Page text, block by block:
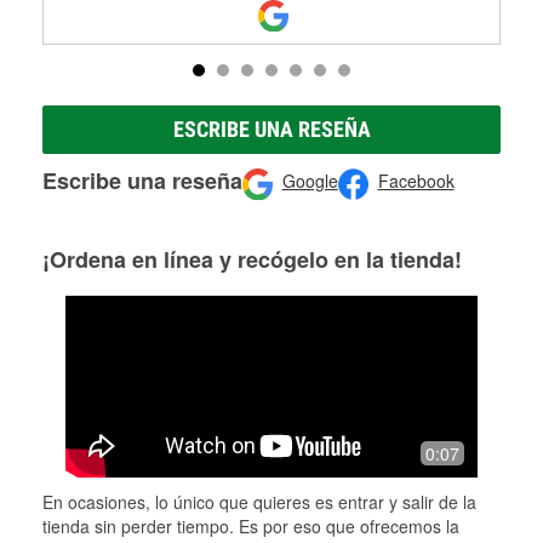
ESCRIBE UNA RESEÑA
Escribe una reseña Google Facebook
¡Ordena en línea y recógelo en la tienda!
0:07
En ocasiones, lo único que quieres es entrar y salir de la
tienda sin perder tiempo. Es por eso que ofrecemos la